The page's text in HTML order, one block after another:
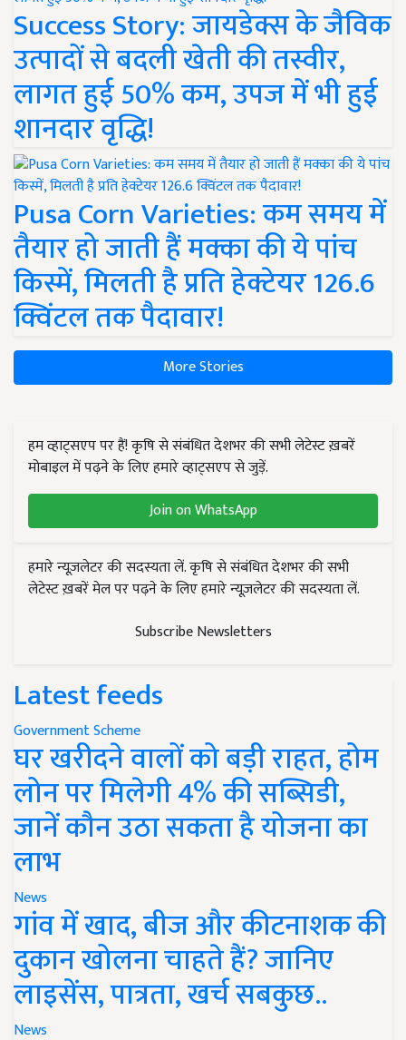
Success Story: जायडेक्स के जैविक
उत्पादों से बदली खेती की तस्वीर,
लागत हुई 50% कम, उपज में भी हुई
शानदार वृद्धि!
Pusa Corn Varieties: कम समय में
तैयार हो जाती हैं मक्का की ये पांच
किस्में, मिलती है प्रति हेक्टेयर 126.6
क्विंटल तक पैदावार!
More Stories
हम व्हाट्सएप पर हैं! कृषि से संबंधित देशभर की सभी लेटेस्ट ख़बरें
मोबाइल में पढ़ने के लिए हमारे व्हाट्सएप से जुड़ें.
Join on WhatsApp
हमारे न्यूज़लेटर की सदस्यता लें. कृषि से संबंधित देशभर की सभी
लेटेस्ट ख़बरें मेल पर पढ़ने के लिए हमारे न्यूज़लेटर की सदस्यता लें.
Subscribe Newsletters
Latest feeds
Government Scheme
घर खरीदने वालों को बड़ी राहत, होम
लोन पर मिलेगी 4% की सब्सिडी,
जानें कौन उठा सकता है योजना का
लाभ
News
गांव में खाद, बीज और कीटनाशक की
दुकान खोलना चाहते हैं? जानिए
लाइसेंस, पात्रता, खर्च सबकुछ..
News